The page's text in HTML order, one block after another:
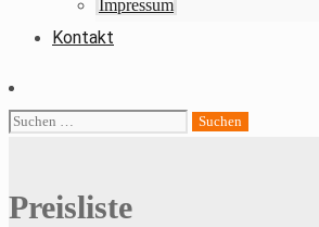
Impressum
Kontakt
Search
Suchen
Preisliste